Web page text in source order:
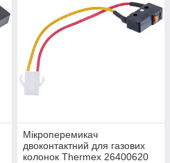
Мікроперемикач
двоконтактний для газових
колонок Thermex 26400620